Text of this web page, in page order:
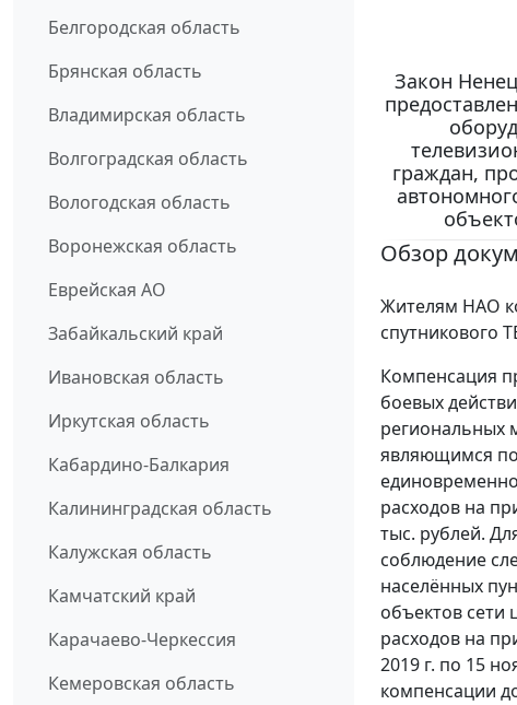
Белгородская область
Брянская область
Владимирская область
Волгоградская область
Вологодская область
Воронежская область
Еврейская АО
Забайкальский край
Ивановская область
Иркутская область
Кабардино-Балкария
Калининградская область
Калужская область
Камчатский край
Карачаево-Черкессия
Кемеровская область
Закон
граждан,
Обзор
Жителям НАО
спутникового
Компенсация
боевых
региональных
являющимся
расходов на
тыс. рублей.
соблюдение
населённых
объектов сети
расходов на
2019 г. по 15
компенсации